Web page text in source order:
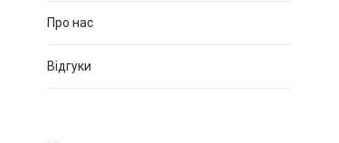
Про нас
Відгуки